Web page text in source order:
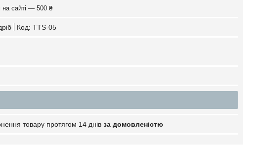
на сайті — 500 ₴
Код: TTS-05
товару протягом 14 днів за домовленістю